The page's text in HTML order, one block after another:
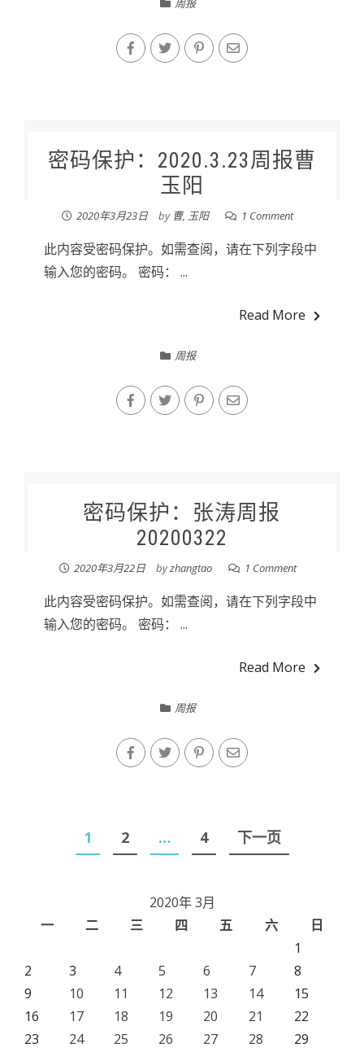
周报
密码保护：2020.3.23周报曹
玉阳
2020年3月23日 by 曹, 玉阳 1 Comment
此内容受密码保护。如需查阅，请在下列字段中
输入您的密码。 密码： ...
Read More
周报
密码保护：张涛周报
20200322
2020年3月22日 byzhangtao 1 Comment
此内容受密码保护。如需查阅，请在下列字段中
输入您的密码。 密码： ...
Read More
周报
1 2 … 4 下一页
2020年 3月
一
二 三 四 五 六
日
1
2
3 4 5 6 7
8
9
10 11 12 13 14
15
16
17 18 19 20 21
22
23
24 25 26 27 28
29